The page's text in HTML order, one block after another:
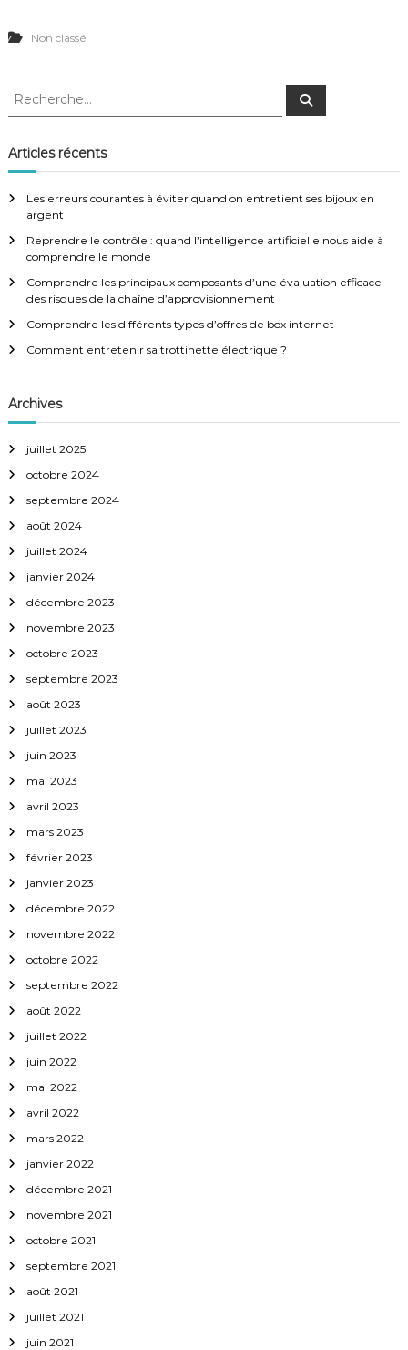
Non classé
R
h
e
c
e
:
R
c
e
r
Articles récents
Les erreurs courantes à éviter quand on entretient ses bijoux en
argent
Reprendre le contrôle : quand l’intelligence artificielle nous aide à
comprendre le monde
Comprendre les principaux composants d’une évaluation efficace
des risques de la chaîne d’approvisionnement
Comprendre les différents types d’offres de box internet
Comment entretenir sa trottinette électrique ?
Archives
juillet 2025
octobre 2024
septembre 2024
août 2024
juillet 2024
janvier 2024
décembre 2023
novembre 2023
octobre 2023
septembre 2023
août 2023
juillet 2023
juin 2023
mai 2023
avril 2023
mars 2023
février 2023
janvier 2023
décembre 2022
novembre 2022
octobre 2022
septembre 2022
août 2022
juillet 2022
juin 2022
mai 2022
avril 2022
mars 2022
janvier 2022
décembre 2021
novembre 2021
octobre 2021
septembre 2021
août 2021
juillet 2021
juin 2021